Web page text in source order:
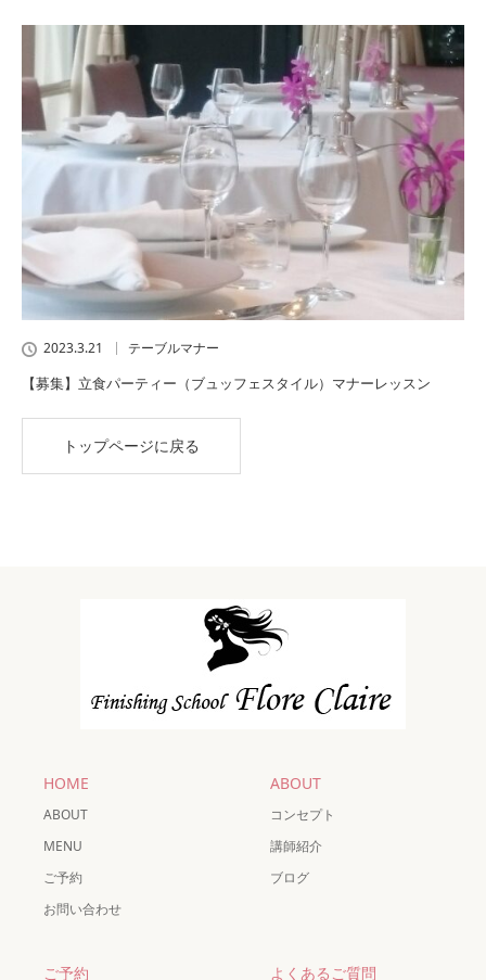
2023.3.21 テーブルマナー
【募集】立食パーティー（ブュッフェスタイル）マナーレッスン
トップページに戻る
HOME
ABOUT
MENU
ご予約
お問い合わせ
ABOUT
コンセプト
講師紹介
ブログ
ご予約 よくあるご質問